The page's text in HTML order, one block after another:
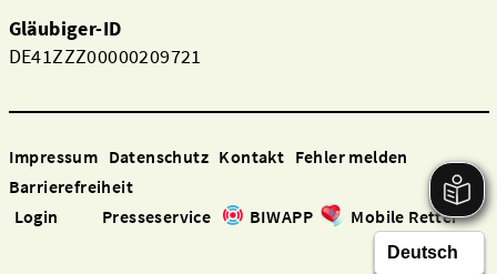
Gläubiger-ID
DE41ZZZ00000209721
Impressum Datenschutz Kontakt Fehler melden
Barrierefreiheit
Login
Presseservice BIWAPP Mobile Retter